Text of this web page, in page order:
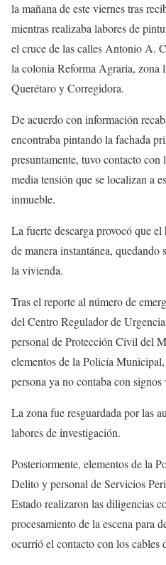
la mañana de este viernes tras
mientras realizaba labores de
el cruce de las calles Antonio A.
la colonia Reforma Agraria, zona
Querétaro y Corregidora.
De acuerdo con información
encontraba pintando la fachada
presuntamente, tuvo contacto con
media tensión que se localizan a
inmueble.
La fuerte descarga provocó que
de manera instantánea, quedando
la vivienda.
Tras el reporte al número de
del Centro Regulador de
personal de Protección Civil del
elementos de la Policía
persona ya no contaba con signos
La zona fue resguardada por las
labores de investigación.
Posteriormente, elementos de la
Delito y personal de Servicios
Estado realizaron las diligencias
procesamiento de la escena para
ocurrió el contacto con los cables